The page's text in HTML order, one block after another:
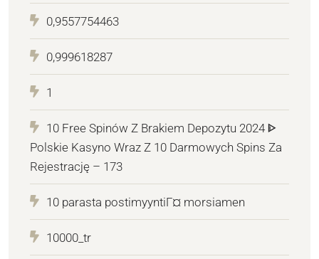
0,9557754463
0,999618287
1
10 Free Spinów Z Brakiem Depozytu 2024 ᐈ
Polskie Kasyno Wraz Z 10 Darmowych Spins Za
Rejestrację – 173
10 parasta postimyyntiГ¤ morsiamen
10000_tr